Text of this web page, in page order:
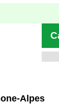
Alpes